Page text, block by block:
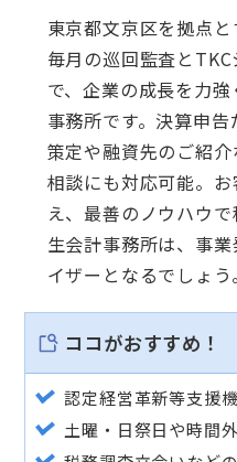
東京都文京区を拠点と
毎月の巡回監査と
で、企業の成長を力
事務所です。決算申
策定や融資先のご紹
相談にも対応可能。
え、最善のノウハウ
生会計事務所は、事
イザーとなるでしょう。
ココがおすすめ！
認定経営革新等支援
土曜・日祭日や時間